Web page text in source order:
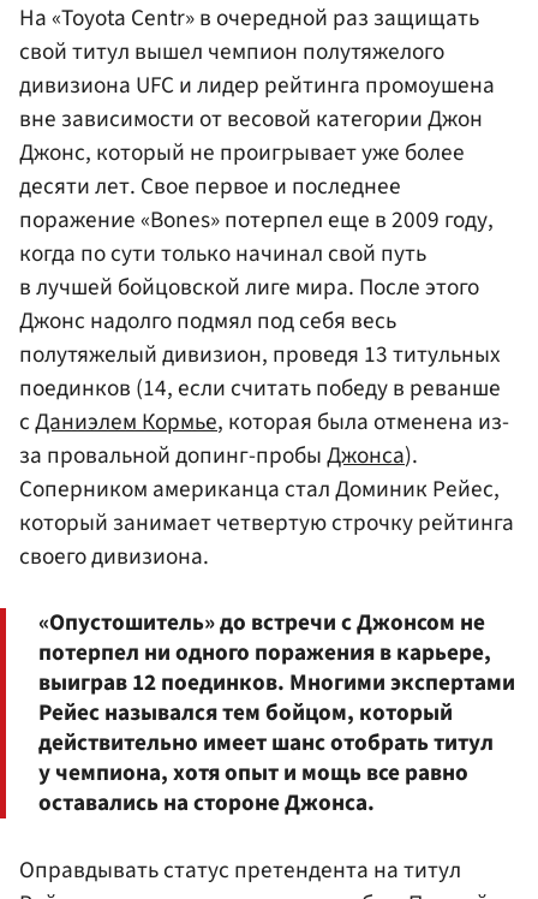
На «Toyota Centr» в очередной раз защищать
свой титул вышел чемпион полутяжелого
дивизиона UFC и лидер рейтинга промоушена
вне зависимости от весовой категории Джон
Джонс, который не проигрывает уже более
десяти лет. Свое первое и последнее
поражение «Bones» потерпел еще в 2009 году,
когда по сути только начинал свой путь
в лучшей бойцовской лиге мира. После этого
Джонс надолго подмял под себя весь
полутяжелый дивизион, проведя 13 титульных
поединков (14, если считать победу в реванше
сДаниэлем Кормье, которая была отменена из-
за провальной допинг-пробыДжонса).
Соперником американца стал Доминик Рейес,
который занимает четвертую строчку рейтинга
своего дивизиона.
«Опустошитель» до встречи с Джонсом не
потерпел ни одного поражения в карьере,
выиграв 12 поединков. Многими экспертами
Рейес назывался тем бойцом, который
действительно имеет шанс отобрать титул
у чемпиона, хотя опыт и мощь все равно
оставались на стороне Джонса.
Оправдывать статус претендента на титул